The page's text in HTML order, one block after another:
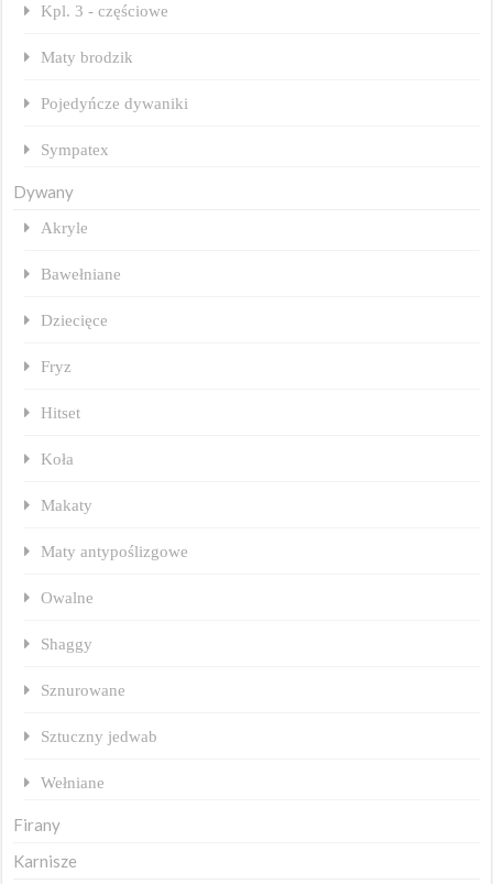
Kpl. 3 - częściowe
Maty brodzik
Pojedyńcze dywaniki
Sympatex
Dywany
Akryle
Bawełniane
Dziecięce
Fryz
Hitset
Koła
Makaty
Maty antypoślizgowe
Owalne
Shaggy
Sznurowane
Sztuczny jedwab
Wełniane
Firany
Karnisze